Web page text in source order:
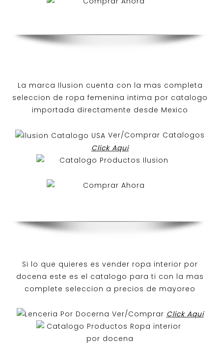
La marca Ilusion cuenta con la mas completa
seleccion de ropa femenina intima por catalogo
importada directamente desde Mexico
Ver/Comprar Catalogos
Click Aqui
Si lo que quieres es vender ropa interior por
docena este es el catalogo para ti con la mas
complete seleccion a precios de mayoreo
Ver/Comprar Click Aqui